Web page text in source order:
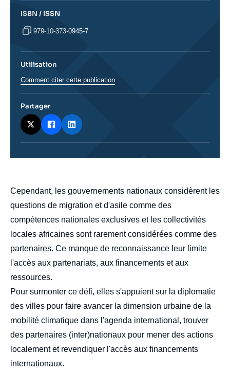
body
Cependant, les gouvernements nationaux considèrent les
questions de migration et d'asile comme des
compétences nationales exclusives et les collectivités
locales africaines sont rarement considérées comme des
partenaires. Ce manque de reconnaissance leur limite
l'accès aux partenariats, aux financements et aux
ressources.
Pour surmonter ce défi, elles s'appuient sur la diplomatie
des villes pour faire avancer la dimension urbaine de la
mobilité climatique dans l'agenda international, trouver
des partenaires (inter)nationaux pour mener des actions
localement et revendiquer l'accès aux financements
internationaux.
ISBN / ISSN
979-10-373-0945-7
Utilisation
Comment citer cette publication
Partager